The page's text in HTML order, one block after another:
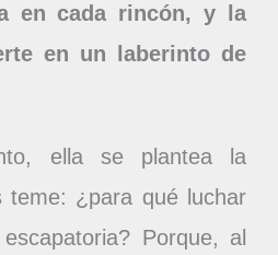
en cada rincón, y la
en un laberinto de
ella se plantea la
teme: ¿para qué luchar
Porque, al